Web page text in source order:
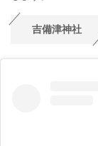
吉備津神社